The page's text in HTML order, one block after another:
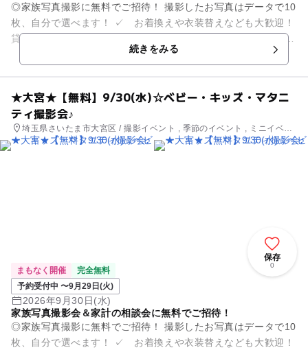
◎家族写真撮影に無料でご招待！ 撮影したお写真はデータで10
枚、自分で選べます！ ✓ お着換えや衣装替えなども大歓迎！
貸し切りでたっぷり撮影いたします。 ✓ 小物などのお持ち込
続きをみる
★大宮★【無料】9/30(水)☆ベビー・キッズ・マタニ
ティ撮影会♪
埼玉県さいたま市大宮区 / 撮影イベント , 季節のイベント , ミニイベン
ト
保存
0
まもなく開催
完全無料
予約受付中 〜9月29日(火)
2026年9月30日(水)
家族写真撮影会＆家計の相談会に無料でご招待！
◎家族写真撮影に無料でご招待！ 撮影したお写真はデータで10
枚、自分で選べます！ ✓ お着換えや衣装替えなども大歓迎！